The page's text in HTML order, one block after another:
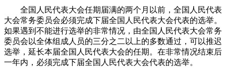
全国人民代表大会任期届满的两个月以前，全国人民代表
大会常务委员会必须完成下届全国人民代表大会代表的选举。
如果遇到不能进行选举的非常情况，由全国人民代表大会常务
委员会以全体组成人员的三分之二以上的多数通过，可以推迟
选举，延长本届全国人民代表大会的任期。在非常情况结束后
一年内，必须完成下届全国人民代表大会代表的选举。